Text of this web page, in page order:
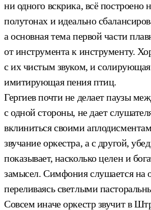
ни одного вскрика, всё построено
полутонах и идеально
а основная тема первой части
от инструмента к инструменту.
с их чистым звуком, и
имитирующая пения птиц.
Гергиев почти не делает паузы
с одной стороны, не дает
вклиниться своими
звучание оркестра, а с другой,
показывает, насколько целен и
замысел. Симфония слушается на
переливаясь светлыми
Совсем иначе оркестр звучит в